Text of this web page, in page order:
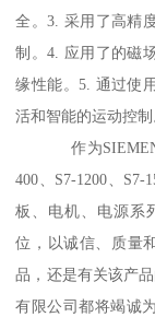
全。3. 采用了高精
制。4. 应用了的磁
缘性能。5. 通过使
活和智能的运动控
作为SIEMENS西
400、S7-1200、
板、电机、电源系
位，以诚信、质量
品，还是有关该产
有限公司都将竭诚